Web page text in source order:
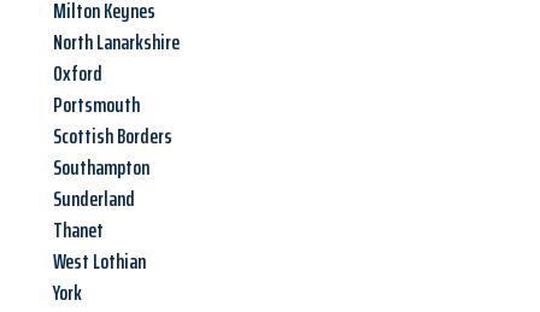
Milton Keynes
North Lanarkshire
Oxford
Portsmouth
Scottish Borders
Southampton
Sunderland
Thanet
West Lothian
York